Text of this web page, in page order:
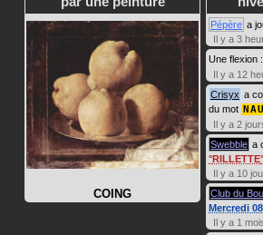
COING
Pépère a
Il y a 3
Une flexion :
Il y a 12
Crisyx a
du mot
Il y a 2
Swebble a
RILLETTE
Il y a 10
Club du
Mercredi
Il y a 1